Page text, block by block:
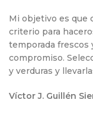
Mi objetivo es que
criterio para
temporada frescos
compromiso.
y verduras y
Víctor J. Guillén